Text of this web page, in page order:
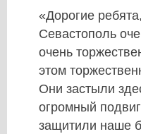
«Дорогие
Севастополь
очень
этом
Они застыли
огромный
защитили наше